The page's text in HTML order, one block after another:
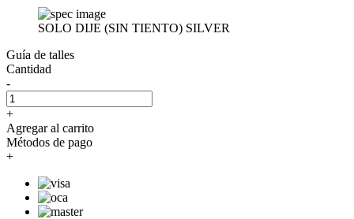
SOLO DIJE (SIN TIENTO) SILVER
Guía de talles
Cantidad
-
+
Agregar al carrito
Métodos de pago
+